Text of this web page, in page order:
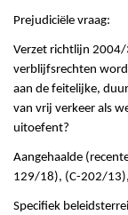
Prejudiciële vraag:
Verzet richtlijn 2004/
verblijfsrechten
aan de feitelijke,
van vrij verkeer als
uitoefent?
Aangehaalde
129/18), (C-202/
Specifiek